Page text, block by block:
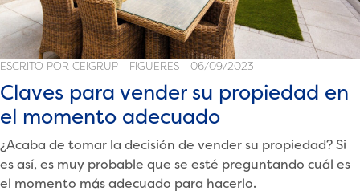
ESCRITO POR CEIGRUP - FIGUERES - 06/09/2023
Claves para vender su propiedad en
el momento adecuado
¿Acaba de tomar la decisión de vender su propiedad? Si
es así, es muy probable que se esté preguntando cuál es
el momento más adecuado para hacerlo.